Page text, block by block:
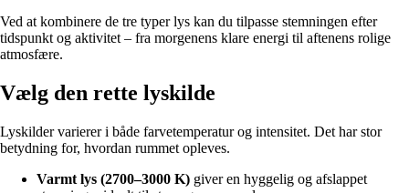
Ved at kombinere de tre typer lys kan du tilpasse stemningen efter
tidspunkt og aktivitet – fra morgenens klare energi til aftenens rolige
atmosfære.
Vælg den rette lyskilde
Lyskilder varierer i både farvetemperatur og intensitet. Det har stor
betydning for, hvordan rummet opleves.
Varmt lys (2700–3000 K) giver en hyggelig og afslappet